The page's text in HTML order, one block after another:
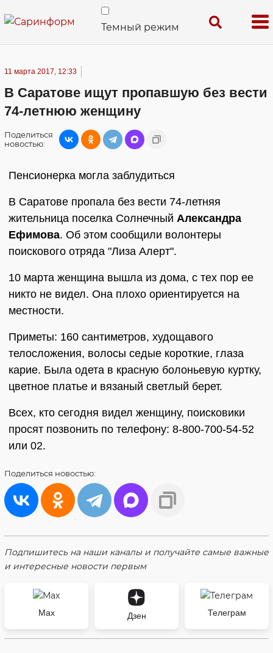
Темный режим
11 марта 2017, 12:33
В Саратове ищут пропавшую без вести
74-летнюю женщину
Поделиться
новостью:
Пенсионерка могла заблудиться
В Саратове пропала без вести 74-летняя
жительница поселка Солнечный Александра
Ефимова. Об этом сообщили волонтеры
поискового отряда "Лиза Алерт".
10 марта женщина вышла из дома, с тех пор ее
никто не видел. Она плохо ориентируется на
местности.
Приметы: 160 сантиметров, худощавого
телосложения, волосы седые короткие, глаза
карие. Была одета в красную болоньевую куртку,
цветное платье и вязаный светлый берет.
Всех, кто сегодня видел женщину, поисковики
просят позвонить по телефону: 8-800-700-54-52
или 02.
Поделиться новостью:
Подпишитесь на наши каналы и получайте самые важные
и интересные новости первым
Max Дзен Телеграм